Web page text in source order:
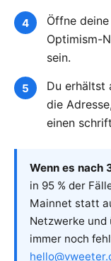
Öffne
Optimism-
sein.
Du erhältst
die
einen
Wenn es nach
in 95 % der
Mainnet statt
Netzwerke und
immer noch